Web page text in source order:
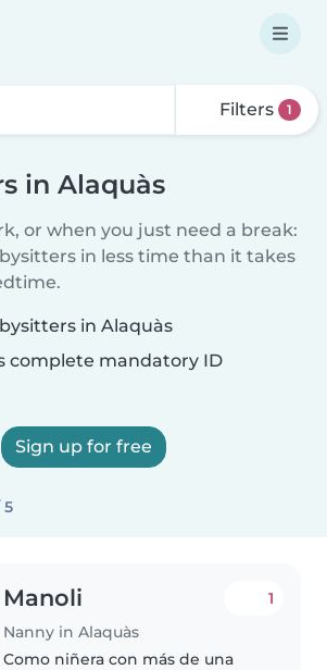
Filters 1
in Alaquàs
or when you just need a break:
in less time than it takes
in Alaquàs
complete mandatory ID
Sign up for free
5
Manoli
Nanny in Alaquàs
1
Como niñera con más de una